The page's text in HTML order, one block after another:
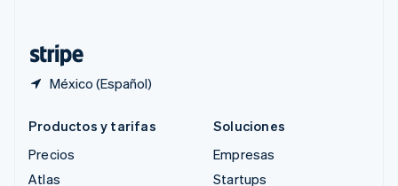
México (Español)
Productos y tarifas
Precios
Atlas
Soluciones
Empresas
Startups